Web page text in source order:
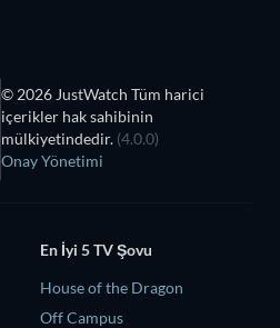
© 2026 JustWatch Tüm harici
içerikler hak sahibinin
mülkiyetindedir. (4.0.0)
Onay Yönetimi
En İyi 5 TV Şovu
House of the Dragon
Off Campus